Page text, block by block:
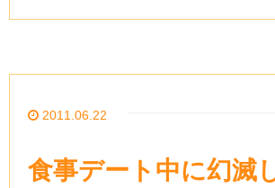
2011.06.22
食事デート中に幻滅